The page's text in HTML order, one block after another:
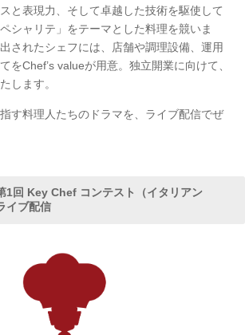
と表現力、そして卓越した技術を駆使して
シャリテ」をテーマとした料理を競いま
されたシェフには、店舗や調理設備、運用
をChef’s valueが用意。独立開業に向けて、
します。
す料理人たちのドラマを、ライブ配信でぜ
1回 Key Chef コンテスト（イタリアン
イブ配信